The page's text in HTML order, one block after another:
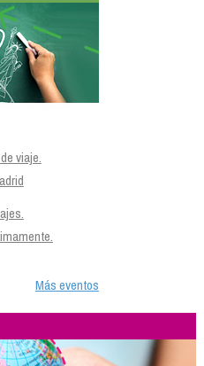
viaje.
Más eventos